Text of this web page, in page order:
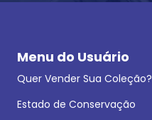
Menu do Usuário
Quer Vender Sua Coleção?
Estado de Conservação